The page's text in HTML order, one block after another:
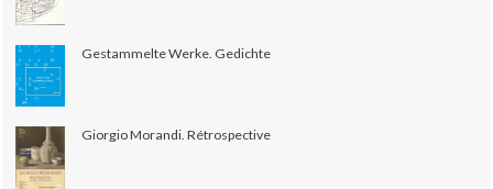
Gestammelte Werke. Gedichte
Giorgio Morandi. Rétrospective